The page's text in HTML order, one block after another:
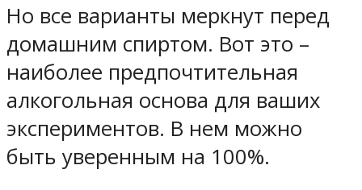
Но все варианты меркнут перед
домашним спиртом. Вот это –
наиболее предпочтительная
алкогольная основа для ваших
экспериментов. В нем можно
быть уверенным на 100%.